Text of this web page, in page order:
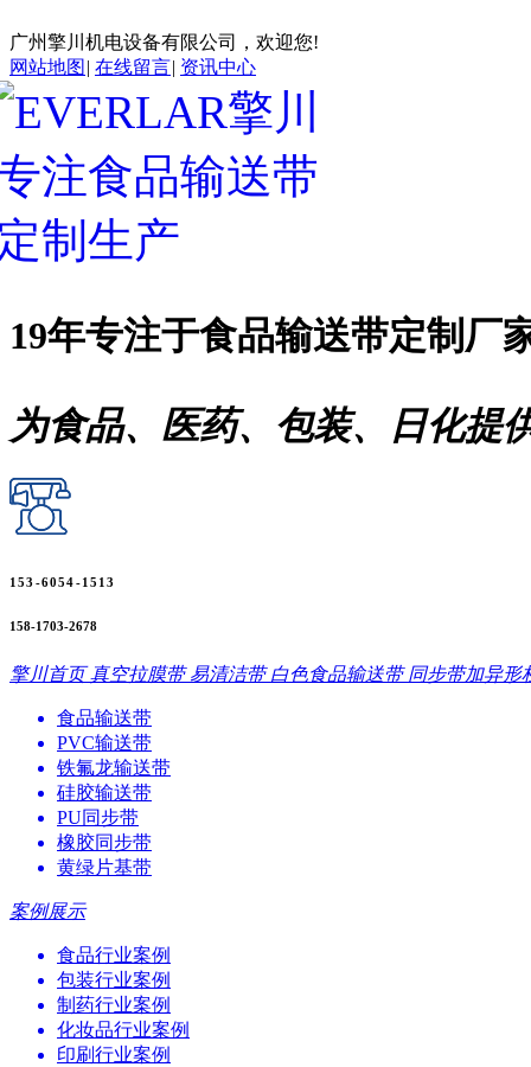
广州擎川机电设备有限公司，欢迎您!
网站地图 | 在线留言| 资讯中心
19年专注于食品输送带定制厂
为食品、医药、包装、日化提
153-6054-1513
158-1703-2678
擎川首页 真空拉膜带 易清洁带 白色食品输送带 同步带加异形
食品输送带
PVC输送带
铁氟龙输送带
硅胶输送带
PU同步带
橡胶同步带
黄绿片基带
案例展示
食品行业案例
包装行业案例
制药行业案例
化妆品行业案例
印刷行业案例